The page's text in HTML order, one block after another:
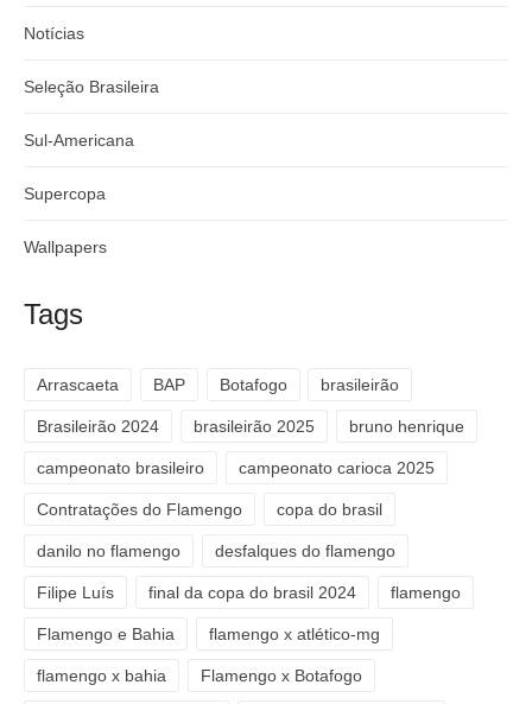
Notícias
Seleção Brasileira
Sul-Americana
Supercopa
Wallpapers
Tags
Arrascaeta BAP Botafogo brasileirão
Brasileirão 2024 brasileirão 2025 bruno henrique
campeonato brasileiro campeonato carioca 2025
Contratações do Flamengo copa do brasil
danilo no flamengo desfalques do flamengo
Filipe Luís final da copa do brasil 2024 flamengo
Flamengo e Bahia flamengo x atlético-mg
flamengo x bahia Flamengo x Botafogo